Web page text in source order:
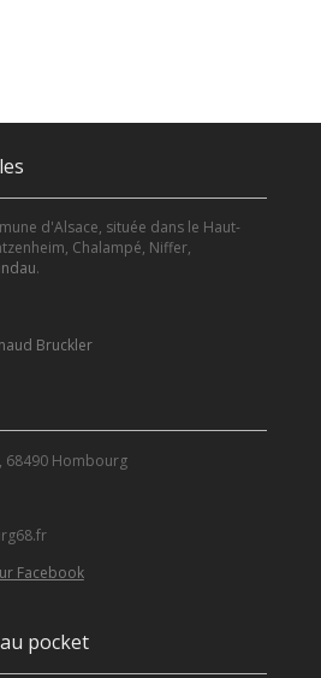
d'Alsace, située dans le Haut-
Chalampé, Niffer,
.
Bruckler
68490 Hombourg
Facebook
pocket